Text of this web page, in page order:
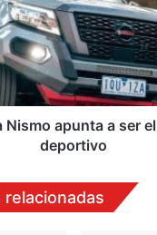
Nismo apunta a ser
deportivo
relacionadas